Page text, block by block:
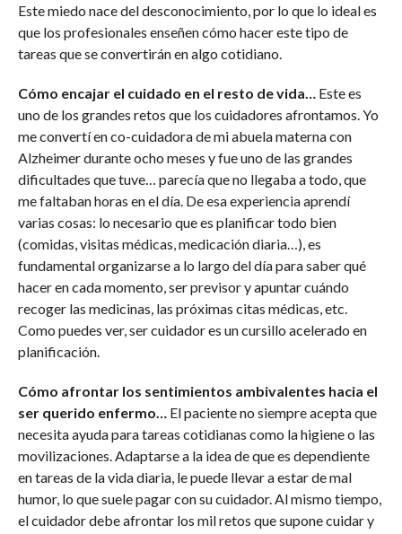
Este miedo nace del desconocimiento, por lo que lo ideal es
que los profesionales enseñen cómo hacer este tipo de
tareas que se convertirán en algo cotidiano.
Cómo encajar el cuidado en el resto de vida… Este es
uno de los grandes retos que los cuidadores afrontamos. Yo
me convertí en co-cuidadora de mi abuela materna con
Alzheimer durante ocho meses y fue uno de las grandes
dificultades que tuve… parecía que no llegaba a todo, que
me faltaban horas en el día. De esa experiencia aprendí
varias cosas: lo necesario que es planificar todo bien
(comidas, visitas médicas, medicación diaria…), es
fundamental organizarse a lo largo del día para saber qué
hacer en cada momento, ser previsor y apuntar cuándo
recoger las medicinas, las próximas citas médicas, etc.
Como puedes ver, ser cuidador es un cursillo acelerado en
planificación.
Cómo afrontar los sentimientos ambivalentes hacia el
ser querido enfermo…
El paciente no siempre acepta que
necesita ayuda para tareas cotidianas como la higiene o las
movilizaciones. Adaptarse a la idea de que es dependiente
en tareas de la vida diaria, le puede llevar a estar de mal
humor, lo que suele pagar con su cuidador. Al mismo tiempo,
el cuidador debe afrontar los mil retos que supone cuidar y